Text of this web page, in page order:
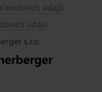
osobních údajů
údajů
s.r.o.